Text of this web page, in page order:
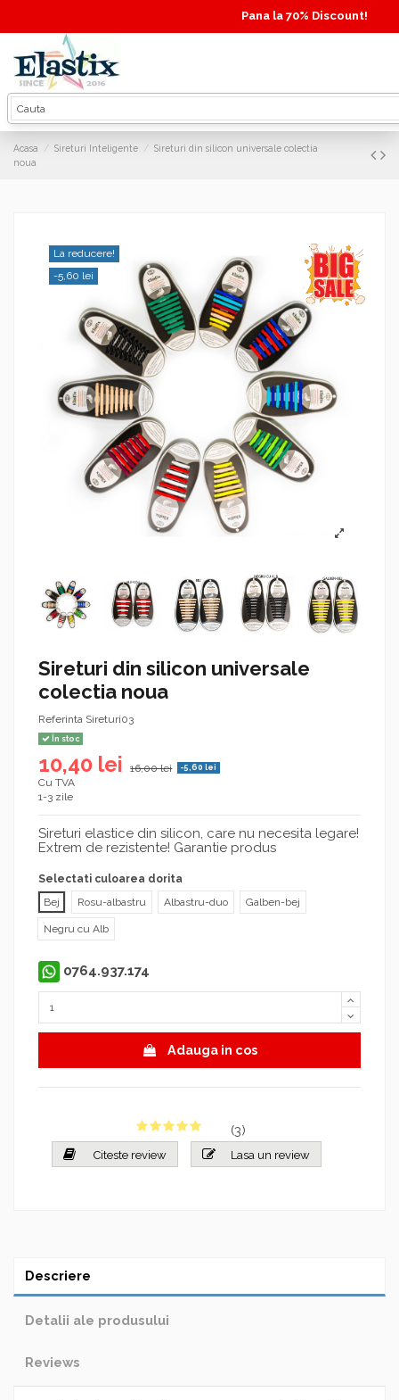
Pana la 70% Discount!
Acasa Sireturi Inteligente
Sireturi din silicon universale colectia
noua
La reducere!
-5,60 lei
Sireturi din silicon universale
colectia noua
Referinta Sireturi03
În stoc
10,40 lei 16,00 lei -5,60 lei
Cu TVA
1-3 zile
Sireturi elastice din silicon, care nu necesita legare!
Extrem de rezistente! Garantie produs
Selectati culoarea dorita
Bej
Rosu-albastru Albastru-duo Galben-bej
Negru cu Alb
0764.937.174
Adauga in cos
(3)
Citeste review Lasa un review
Descriere
Detalii ale produsului
Reviews